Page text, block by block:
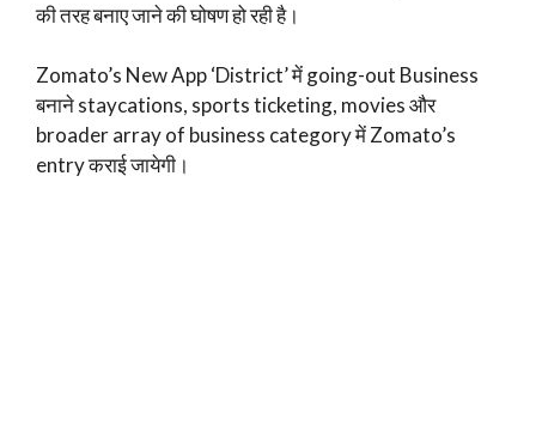
की तरह बनाए जाने की घोषण हो रही है।
Zomato’s New App ‘District’ में going-out Business
बनाने staycations, sports ticketing, movies और
broader array of business category में Zomato’s
entry कराई जायेगी।